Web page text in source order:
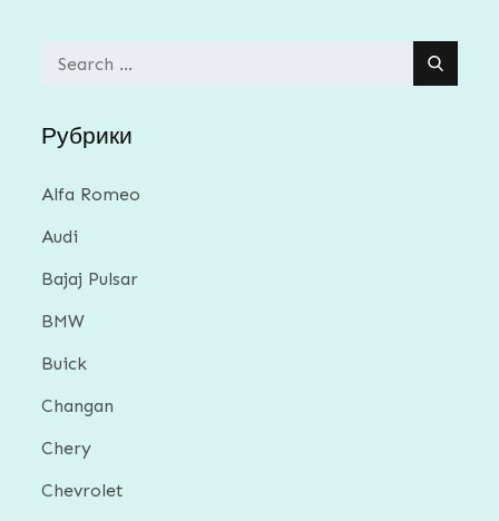
Search
Рубрики
Alfa Romeo
Audi
Bajaj Pulsar
BMW
Buick
Changan
Chery
Chevrolet